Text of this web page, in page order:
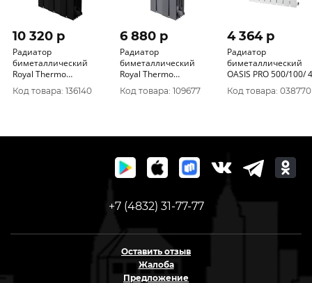
10 320 p
Радиатор
биметаллический
Royal Thermo
PianoForte Noir Sable
500/100/ 6 189Вт/с
Код товара: 136140
6 880 p
Радиатор
биметаллический
Royal Thermo
PianoForte Silver Satin
500/100/ 4 секции
Код товара: 109677
4 364 p
Радиатор
биметаллический
OASIS PRO 500/100/ 4
секции 169Вт/
Код товара: 038770
+7 (4832) 31-77-77
Оставить отзыв
Жалоба
Предложение